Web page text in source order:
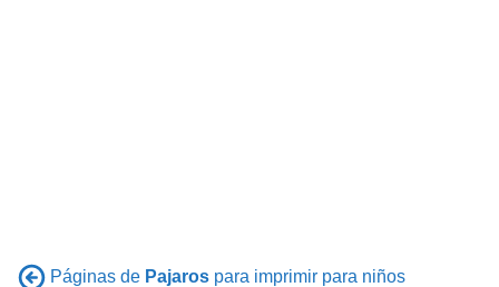
Páginas de Pajaros para imprimir para niños